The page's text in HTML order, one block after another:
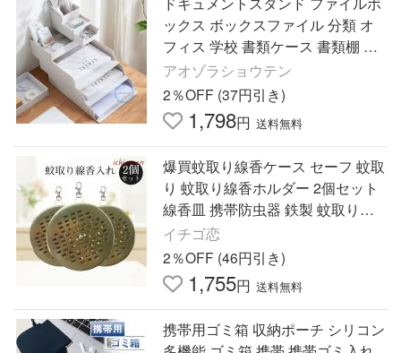
ックス ボックスファイル 分類 オ
フィス 学校 書類ケース 書類棚 卓
上ケース 机収納ケース 小物入れ
卓上 文具収納
アオゾラショウテン
2％OFF (37円引き)
1,798円 送料無料
爆買蚊取り線香ケース セーフ 蚊取
り 蚊取り線香ホルダー 2個セット
線香皿 携帯防虫器 鉄製 蚊取り線
香立て 虫除け 吊り下げ 蚊遣り ス
チール製
イチゴ恋
2％OFF (46円引き)
1,755円 送料無料
携帯用ゴミ箱 収納ポーチ シリコン